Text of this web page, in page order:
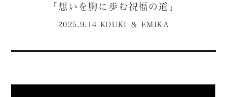
「想いを胸に歩む祝福の道」
2025.9.14 KOUKI ＆ EMIKA